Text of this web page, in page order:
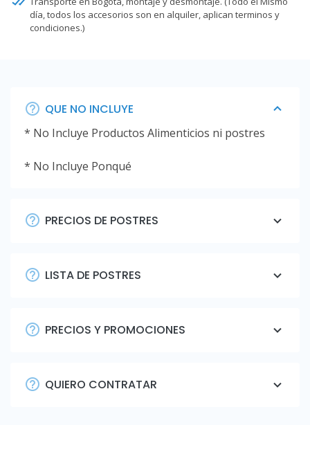
día, todos los accesorios son en alquiler, aplican terminos y
condiciones.)
QUE NO INCLUYE
* No Incluye Productos Alimenticios ni postres
* No Incluye Ponqué
PRECIOS DE POSTRES
LISTA DE POSTRES
PRECIOS Y PROMOCIONES
QUIERO CONTRATAR